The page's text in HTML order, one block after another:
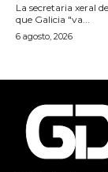
La secretaria xeral
que Galicia "va...
6 agosto, 2026